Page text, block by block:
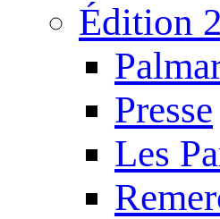
Édition
Presse
Les